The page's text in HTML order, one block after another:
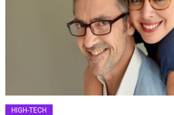
HIGH-TECH